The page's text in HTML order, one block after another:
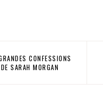
CONFESSIONS
SARAH MORGAN